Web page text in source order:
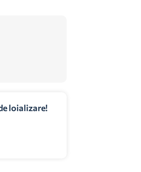
loializare!